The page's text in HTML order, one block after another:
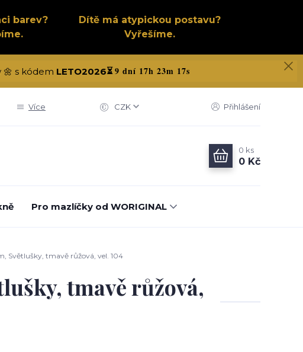
barev?
Dítě má atypickou postavu?
Vyřešíme.
s kódem LETO2026⏳9 dní 17h 23m 17s
Více CZK Přihlášení
0 ks
0 Kč
Pro mazlíčky od WORIGINAL
Světlušky, tmavě růžová, vel. 104
tmavě růžová,